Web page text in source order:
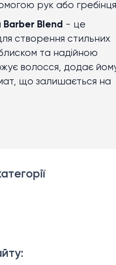
рук або
Barber Blend - це
створення стильних
та надійною
волосся, додає
що залишається на